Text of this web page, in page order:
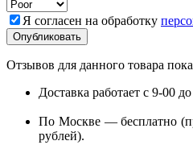
Я согласен на обработку
Отзывов для данного товара
Доставка работает с 9-00
По Москве — бесплатно
рублей).